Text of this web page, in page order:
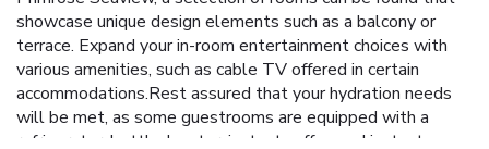
showcase unique design elements such as a balcony or
terrace. Expand your in-room entertainment choices with
various amenities, such as cable TV offered in certain
accommodations.Rest assured that your hydration needs
will be met, as some guestrooms are equipped with a
refrigerator, bottled water, instant coffee and instant